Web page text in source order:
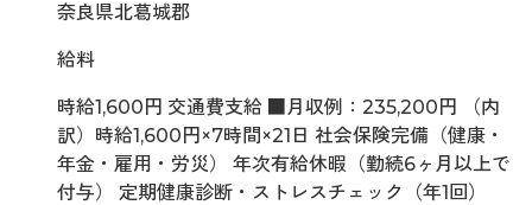
奈良県北葛城郡
給料
時給1,600円 交通費支給 ■月収例：235,200円 （内
訳）時給1,600円×7時間×21日 社会保険完備（健康・
年金・雇用・労災） 年次有給休暇（勤続6ヶ月以上で
付与） 定期健康診断・ストレスチェック（年1回）